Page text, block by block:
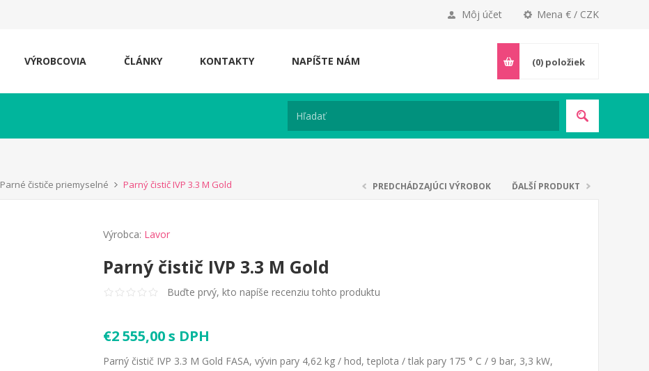
Mena € / CZK
Môj účet
VÝROBCOVIA ČLÁNKY KONTAKTY NAPÍŠTE NÁM (0) položiek
Parné čističe priemyselné Parný čistič IVP 3.3 M Gold PREDCHÁDZAJÚCI VÝROBOK ĎALŠÍ PRODUKT
Výrobca: Lavor
Parný čistič IVP 3.3 M Gold
Buďte prvý, kto napíše recenziu tohto produktu
€2 555,00 s DPH
Parný čistič IVP 3.3 M Gold FASA, vývin pary 4,62 kg / hod, teplota / tlak pary 175 ° C / 9 bar, 3,3 kW,